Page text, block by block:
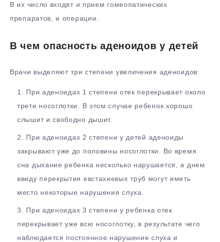
В их число входят и прием гомеопатических
препаратов, и операции.
В чем опасность аденоидов у детей
Врачи выделяют три степени увеличения аденоидов:
При аденоидах 1 степени отек перекрывает около
трети носоглотки. В этом случае ребенок хорошо
слышит и свободно дышит.
При аденоидах 2 степени у детей аденоиды
закрывают уже до половины носоглотки. Во время
сна дыхание ребенка несколько нарушается, а днем
ввиду перекрытия евстахиевых труб могут иметь
место некоторые нарушения слуха.
При аденоидах 3 степени у ребенка отек
перекрывает уже всю носоглотку, в результате чего
наблюдается постоянное нарушение слуха и